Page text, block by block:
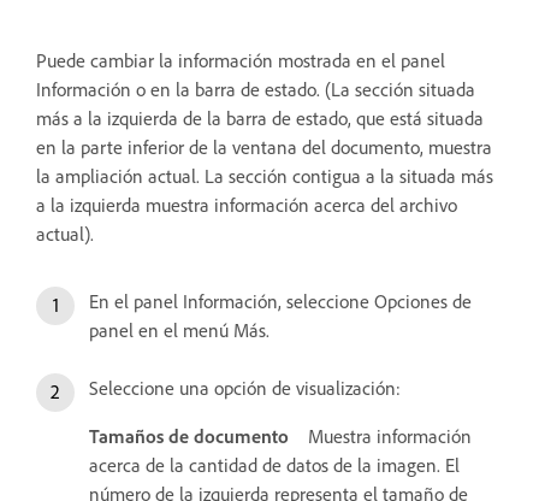
Puede cambiar la información mostrada en el panel
Información o en la barra de estado. (La sección situada
más a la izquierda de la barra de estado, que está situada
en la parte inferior de la ventana del documento, muestra
la ampliación actual. La sección contigua a la situada más
a la izquierda muestra información acerca del archivo
actual).
En el panel Información, seleccione Opciones de
panel en el menú Más.
Seleccione una opción de visualización:
Tamaños de documento
Muestra información
acerca de la cantidad de datos de la imagen. El
número de la izquierda representa el tamaño de